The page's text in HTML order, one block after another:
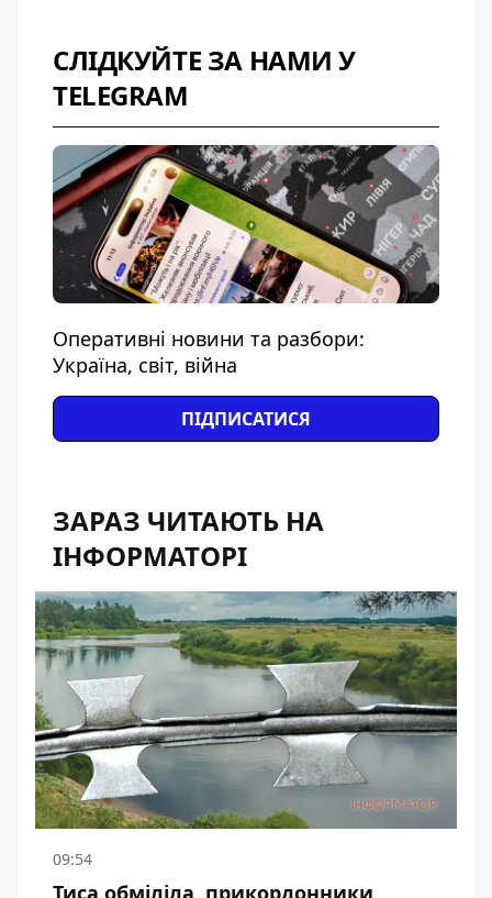
СЛІДКУЙТЕ ЗА НАМИ У
TELEGRAM
Оперативні новини та разбори:
Україна, світ, війна
ПІДПИСАТИСЯ
ЗАРАЗ ЧИТАЮТЬ НА
ІНФОРМАТОРІ
09:54
Тиса обміліла, прикордонники